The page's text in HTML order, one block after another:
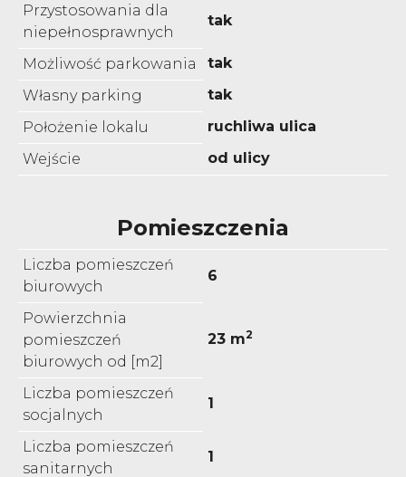
Przystosowania dla
niepełnosprawnych
tak
Możliwość parkowania
tak
Własny parking
tak
Położenie lokalu
ruchliwa ulica
Wejście
od ulicy
Pomieszczenia
Liczba pomieszczeń
biurowych
6
Powierzchnia
pomieszczeń
biurowych od [m2]
23 m2
Liczba pomieszczeń
socjalnych
1
Liczba pomieszczeń
sanitarnych
1